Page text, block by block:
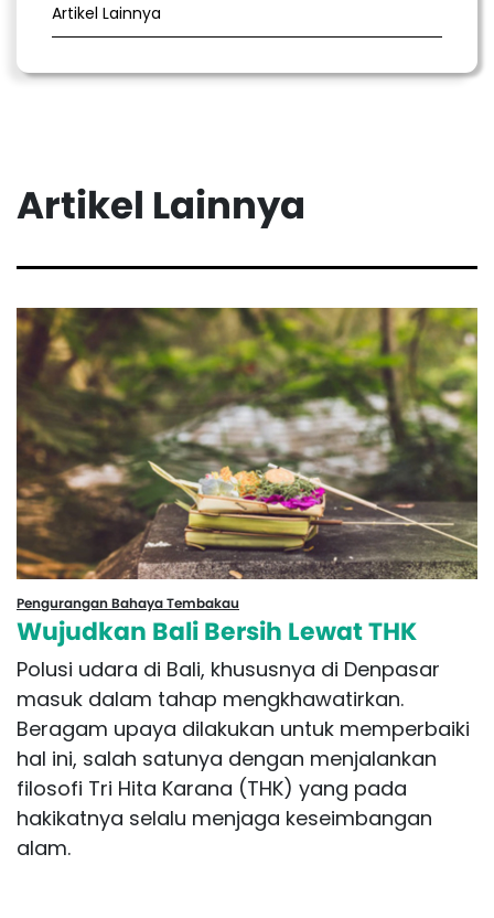
Artikel Lainnya
Artikel Lainnya
Pengurangan Bahaya Tembakau
Wujudkan Bali Bersih Lewat THK
Polusi udara di Bali, khususnya di Denpasar
masuk dalam tahap mengkhawatirkan.
Beragam upaya dilakukan untuk memperbaiki
hal ini, salah satunya dengan menjalankan
filosofi Tri Hita Karana (THK) yang pada
hakikatnya selalu menjaga keseimbangan
alam.